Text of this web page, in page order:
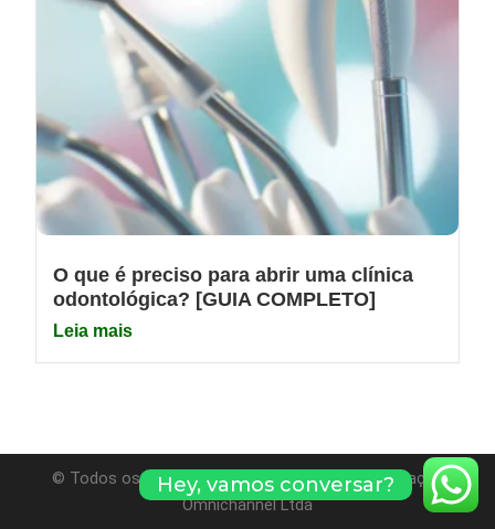
O que é preciso para abrir uma clínica
odontológica? [GUIA COMPLETO]
Leia mais
© Todos os direitos reservados. Evolvy Comunicação
Omnichannel Ltda
Hey, vamos conversar?